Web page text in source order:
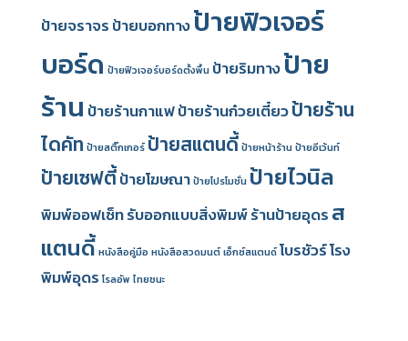
ป้ายจราจร ป้ายบอกทางป้ายฟิวเจอร์
บอร์ด ป้ายฟิวเจอร์บอร์ดตั้งพื้น ป้ายริมทางป้าย
ร้าน ป้ายร้านกาแฟป้ายร้านก๋วยเตี๋ยวป้ายร้าน
ไดคัท ป้ายสติ๊กเกอร์ ป้ายสแตนดี้ป้ายหน้าร้านป้ายอีเว้นท์
ป้ายเซฟตี้ป้ายโฆษณาป้ายโปรโมชั่น ป้ายไวนิล
พิมพ์ออฟเซ็ทรับออกแบบสิ่งพิมพ์ร้านป้ายอุดร ส
แตนดี้หนังสือคู่มือ หนังสือสวดมนต์เอ็กซ์สแตนด์โบรชัวร์โรง
พิมพ์อุดร โรลอัพ ไทยชนะ